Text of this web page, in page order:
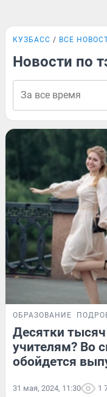
КУЗБАСС ВСЕ
Новости по
ОБРАЗОВАНИЕ
Десятки тысяч
учителям? Во
обойдется
31 мая, 2024, 11:30 1